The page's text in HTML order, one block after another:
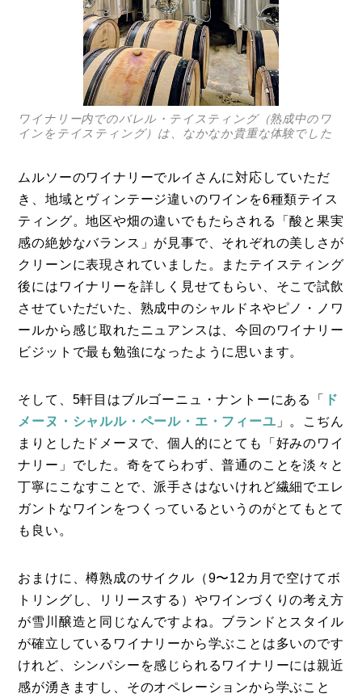
ワイナリー内でのバレル・テイスティング（熟成中のワ
インをテイスティング）は、なかなか貴重な体験でした
ムルソーのワイナリーでルイさんに対応していただ
き、地域とヴィンテージ違いのワインを6種類テイス
ティング。地区や畑の違いでもたらされる「酸と果実
感の絶妙なバランス」が見事で、それぞれの美しさが
クリーンに表現されていました。またテイスティング
後にはワイナリーを詳しく見せてもらい、そこで試飲
させていただいた、熟成中のシャルドネやピノ・ノワ
ールから感じ取れたニュアンスは、今回のワイナリー
ビジットで最も勉強になったように思います。
そして、5軒目はブルゴーニュ・ナントーにある「
ド
メーヌ・シャルル・ペール・エ・フィーユ 」。こぢん
まりとしたドメーヌで、個人的にとても「好みのワイ
ナリー」でした。奇をてらわず、普通のことを淡々と
丁寧にこなすことで、派手さはないけれど繊細でエレ
ガントなワインをつくっているというのがとてもとて
も良い。
おまけに、樽熟成のサイクル（9〜12カ月で空けてボ
トリングし、リリースする）やワインづくりの考え方
が雪川醸造と同じなんですよね。ブランドとスタイル
が確立しているワイナリーから学ぶことは多いのです
けれど、シンパシーを感じられるワイナリーには親近
感が湧きますし、そのオペレーションから学ぶこと